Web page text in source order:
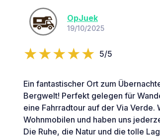
OpJuek
19/10/2025
5/5
Ein fantastischer Ort zum
Bergwelt! Perfekt gelegen für
eine Fahrradtour auf der Via
Wohnmobilen und haben uns
Die Ruhe, die Natur und die tolle